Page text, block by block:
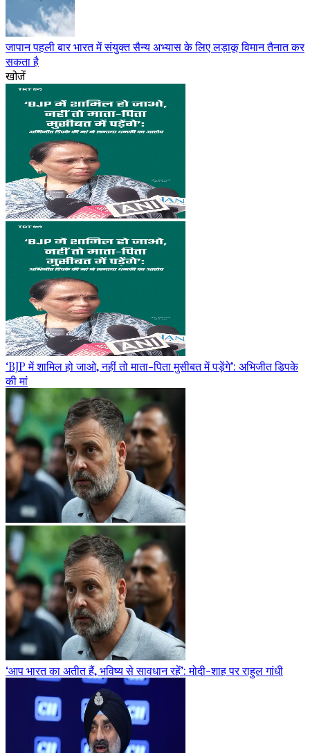
जापान पहली बार भारत में संयुक्त सैन्य अभ्यास के लिए लड़ाकू विमान तैनात कर
सकता है
खोजें
‘BJP में शामिल हो जाओ, नहीं तो माता-पिता मुसीबत में पड़ेंगे’: अभिजीत डिपके
की मां
‘आप भारत का अतीत हैं, भविष्य से सावधान रहें’: मोदी-शाह पर राहुल गांधी